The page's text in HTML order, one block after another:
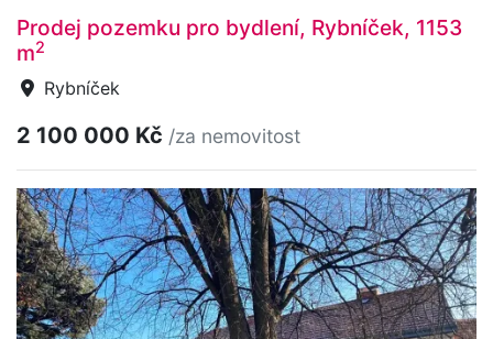
Prodej pozemku pro bydlení, Rybníček, 1153
m2
Rybníček
2 100 000 Kč /za nemovitost